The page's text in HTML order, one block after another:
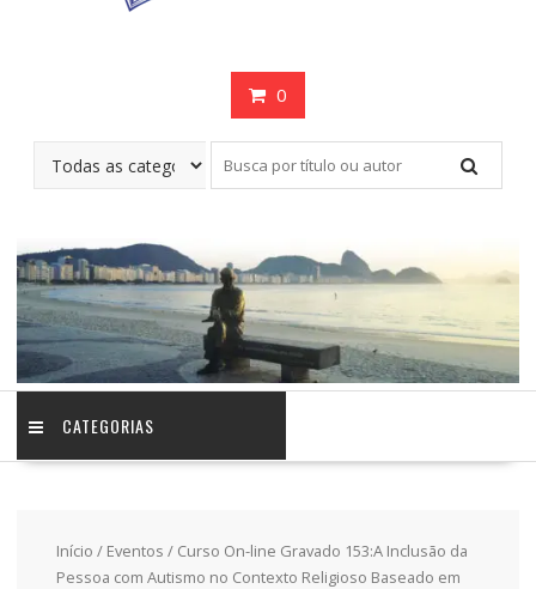
0
CATEGORIAS
Início / Eventos / Curso On-line Gravado 153:A Inclusão da
Pessoa com Autismo no Contexto Religioso Baseado em